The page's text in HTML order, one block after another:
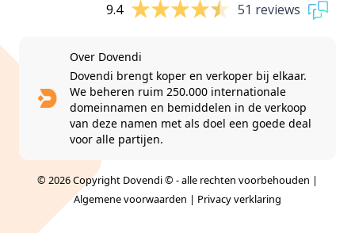
9.4 51 reviews
Over Dovendi
Dovendi brengt koper en verkoper bij elkaar.
We beheren ruim 250.000 internationale
domeinnamen en bemiddelen in de verkoop
van deze namen met als doel een goede deal
voor alle partijen.
© 2026 Copyright Dovendi © - alle rechten voorbehouden |
Algemene voorwaarden | Privacy verklaring